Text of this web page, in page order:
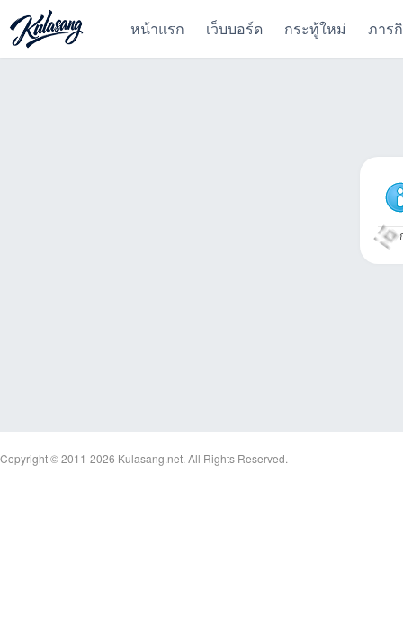
หน้าแรก เว็บบอร์ด กระทู้ใหม่ ภาร
Copyright © 2011-2026 Kulasang.net. All Rights Reserved.